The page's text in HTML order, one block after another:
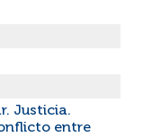
Justicia.
entre